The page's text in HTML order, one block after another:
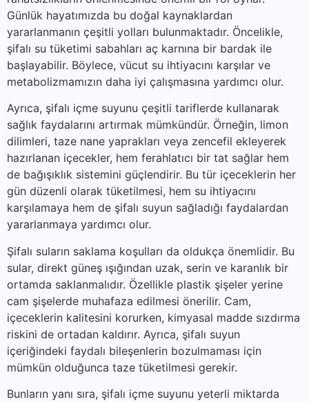
Günlük hayatımızda bu doğal kaynaklardan
yararlanmanın çeşitli yolları bulunmaktadır. Öncelikle,
şifalı su tüketimi sabahları aç karnına bir bardak ile
başlayabilir. Böylece, vücut su ihtiyacını karşılar ve
metabolizmamızın daha iyi çalışmasına yardımcı olur.
Ayrıca, şifalı içme suyunu çeşitli tariflerde kullanarak
sağlık faydalarını artırmak mümkündür. Örneğin, limon
dilimleri, taze nane yaprakları veya zencefil ekleyerek
hazırlanan içecekler, hem ferahlatıcı bir tat sağlar hem
de bağışıklık sistemini güçlendirir. Bu tür içeceklerin her
gün düzenli olarak tüketilmesi, hem su ihtiyacını
karşılamaya hem de şifalı suyun sağladığı faydalardan
yararlanmaya yardımcı olur.
Şifalı suların saklama koşulları da oldukça önemlidir. Bu
sular, direkt güneş ışığından uzak, serin ve karanlık bir
ortamda saklanmalıdır. Özellikle plastik şişeler yerine
cam şişelerde muhafaza edilmesi önerilir. Cam,
içeceklerin kalitesini korurken, kimyasal madde sızdırma
riskini de ortadan kaldırır. Ayrıca, şifalı suyun
içeriğindeki faydalı bileşenlerin bozulmaması için
mümkün olduğunca taze tüketilmesi gerekir.
Bunların yanı sıra, şifalı içme suyunu yeterli miktarda